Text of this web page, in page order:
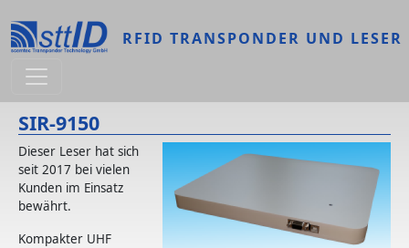
RFID TRANSPONDER UND LESER
SIR-9150
Dieser Leser hat sich
seit 2017 bei vielen
Kunden im Einsatz
bewährt.
Kompakter UHF